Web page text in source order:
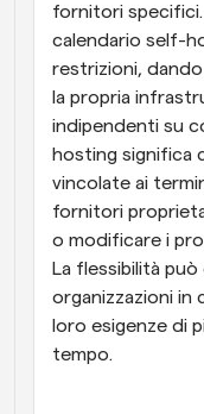
fornitori specifici.
calendario self-
restrizioni,
la propria
indipendenti su
hosting significa
vincolate ai
fornitori
o modificare i
La flessibilità
organizzazioni in
loro esigenze di
tempo.